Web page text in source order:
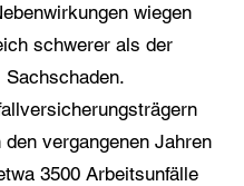
wiegen
schwerer als der
Sachschaden.
den vergangenen Jahren
3500 Arbeitsunfälle